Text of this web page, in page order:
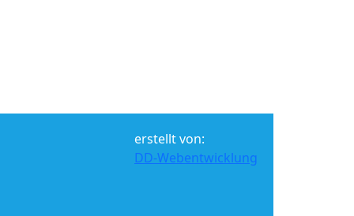
erstellt von:
DD-Webentwicklung